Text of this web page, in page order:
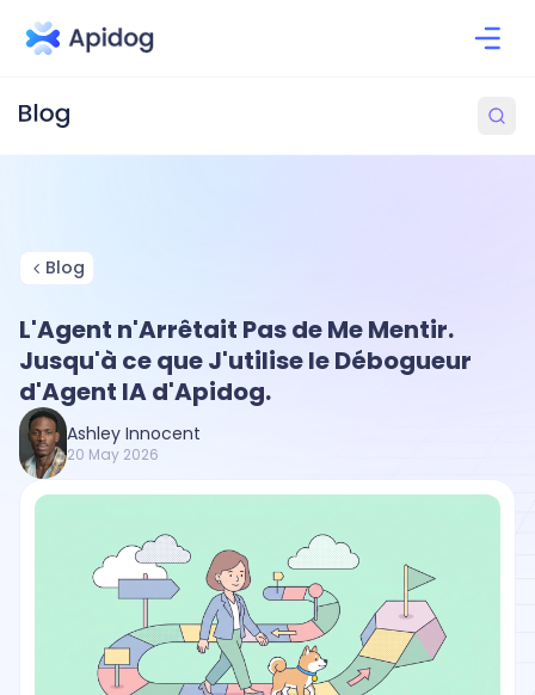
Blog
L'Agent n'Arrêtait Pas de Me Mentir.
Jusqu'à ce que J'utilise le Débogueur
d'Agent IA d'Apidog.
Ashley Innocent
20 May 2026